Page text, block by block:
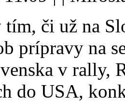
či už na
prípravy na
v rally,
do USA,